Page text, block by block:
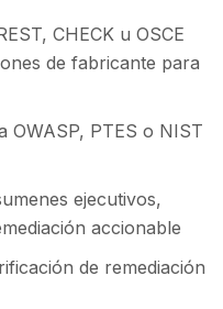
CHECK u OSCE
de fabricante para
OWASP, PTES o NIST
ejecutivos,
accionable
de remediación